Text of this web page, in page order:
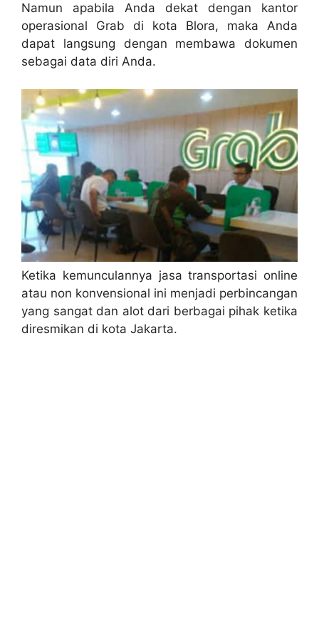
Namun apabila Anda dekat dengan kantor
operasional Grab di kota Blora, maka Anda
dapat langsung dengan membawa dokumen
sebagai data diri Anda.
Ketika kemunculannya jasa transportasi online
atau non konvensional ini menjadi perbincangan
yang sangat dan alot dari berbagai pihak ketika
diresmikan di kota Jakarta.